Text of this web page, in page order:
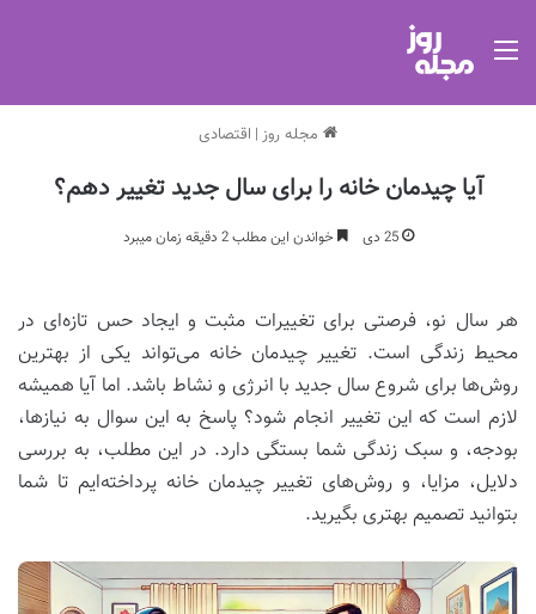
مجله روز | اقتصادی
آیا چیدمان خانه را برای سال جدید تغییر دهم؟
25 دی خواندن این مطلب 2 دقیقه زمان میبرد
هر سال نو، فرصتی برای تغییرات مثبت و ایجاد حس تازه‌ای در
محیط زندگی است. تغییر چیدمان خانه می‌تواند یکی از بهترین
روش‌ها برای شروع سال جدید با انرژی و نشاط باشد. اما آیا همیشه
لازم است که این تغییر انجام شود؟ پاسخ به این سوال به نیازها،
بودجه، و سبک زندگی شما بستگی دارد. در این مطلب، به بررسی
دلایل، مزایا، و روش‌های تغییر چیدمان خانه پرداخته‌ایم تا شما
بتوانید تصمیم بهتری بگیرید.